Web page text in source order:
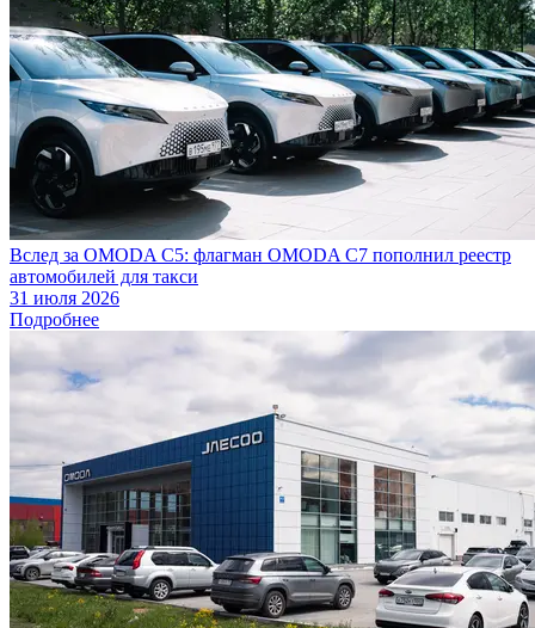
Вслед за OMODA C5: флагман OMODA C7 пополнил реестр
автомобилей для такси
31 июля 2026
Подробнее